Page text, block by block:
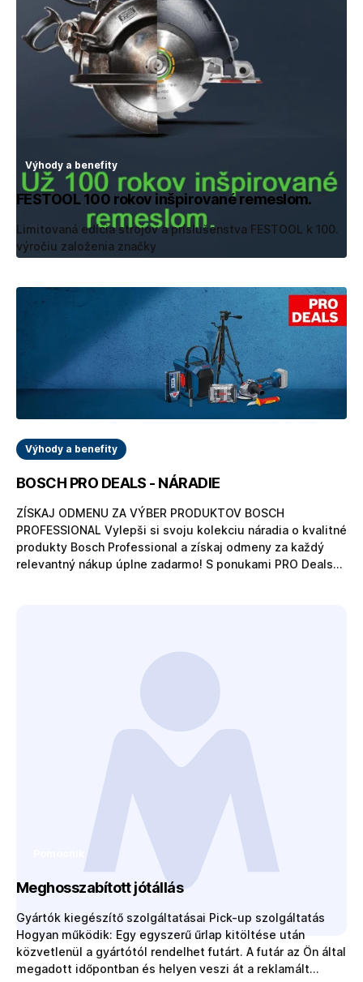
Výhody a benefity
FESTOOL 100 rokov inšpirované remeslom.
Limitovaná edícia strojov a príslušenstva FESTOOL k 100.
výročiu založenia značky
Výhody a benefity
BOSCH PRO DEALS - NÁRADIE
ZÍSKAJ ODMENU ZA VÝBER PRODUKTOV BOSCH
PROFESSIONAL Vylepši si svoju kolekciu náradia o kvalitné
produkty Bosch Professional a získaj odmeny za každý
relevantný nákup úplne zadarmo! S ponukami PRO Deals
Meghosszabított jótállás
Gyártók kiegészítő szolgáltatásai Pick-up szolgáltatás
Hogyan működik: Egy egyszerű űrlap kitöltése után
közvetlenül a gyártótól rendelhet futárt. A futár az Ön által
megadott időpontban és helyen veszi át a reklamált